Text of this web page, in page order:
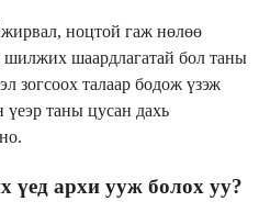
ноцтой гаж нөлөө
шилжих шаардлагатай бол таны
зогсоох талаар бодож үзэж
таны цусан дахь
үед архи ууж болох уу?